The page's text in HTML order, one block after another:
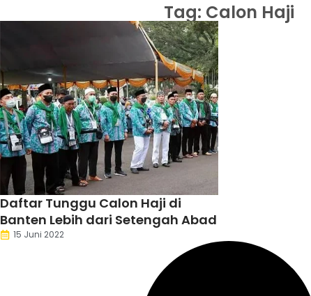
Tag: Calon Haji
Daftar Tunggu Calon Haji di
Banten Lebih dari Setengah Abad
15 Juni 2022